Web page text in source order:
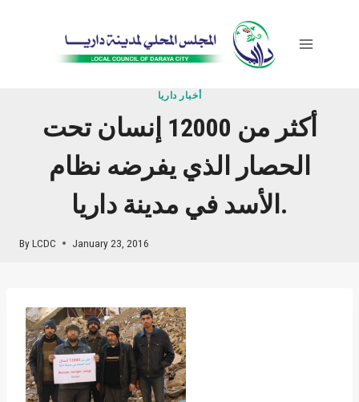
أخبار داريا
أكثر من 12000 إنسان تحت
الحصار الذي يفرضه نظام
الأسد في مدينة داريا.
ByLCDC January 23, 2016